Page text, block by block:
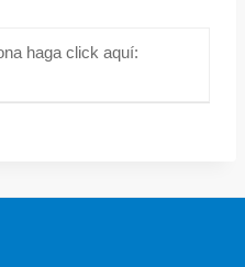
haga click aquí: